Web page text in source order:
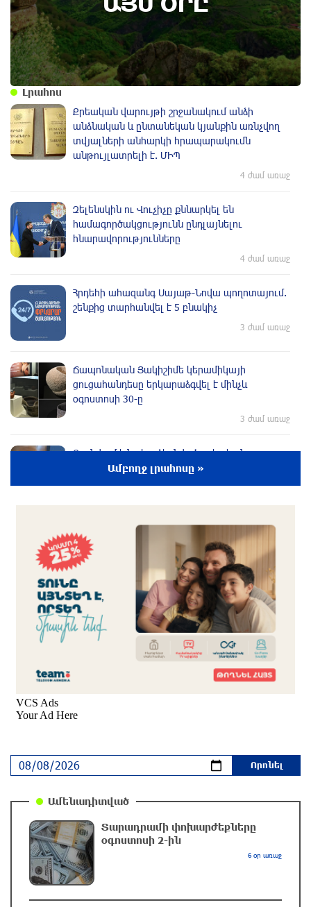
Լրահոս
Քրեական վարույթի շրջանակում անձի
անձնական և ընտանեկան կյանքին առնչվող
տվյալների անհարկի հրապարակումն
անթույլատրելի է. ՄԻՊ
4 ժամ առաջ
Զելենսկին ու Վուչիչը քննարկել են
համագործակցությունն ընդլայնելու
հնարավորությունները
4 ժամ առաջ
Հրդեհի ահազանգ Սայաթ-Նովա պողոտայում.
շենքից տարհանվել է 5 բնակիչ
3 ժամ առաջ
Ճապոնական Յակիշիմե կերամիկայի
ցուցահանդեսը երկարաձգվել է մինչև
օգոստոսի 30-ը
3 ժամ առաջ
Որոնվում է նախաձեռնված քրեական
վարույթի շրջանակներում
3 ժամ առաջ
Փաշինյանն ու Թրամփը հեռախոսազրույց են
ունեցել
2 ժամ առաջ
Սիցիլիայի օդանավակայանը փակվել է Էթնա
հրաբխի ժայթքման պատճառով
2 ժամ առաջ
գերազանցել է թույլատրելի սահմանը
Իրանը պատրաստ է բացել Հորմուզի նեղուցը,
պայմանները
Երևանում անցկացվել է հաշմանդամություն
ունեցող անձանց միջազգային մարզական
փառատոն
մեկ ժամ առաջ
Ամբողջ լրահոսը »
Ամենադիտված
Տարադրամի փոխարժեքները
օգոստոսի 2-ին
6 օր առաջ